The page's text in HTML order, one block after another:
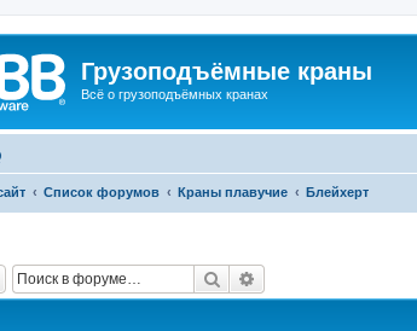
Грузоподъёмные краны
Всё о грузоподъёмных кранах
Список форумов Краны плавучие Блейхерт
Поиск